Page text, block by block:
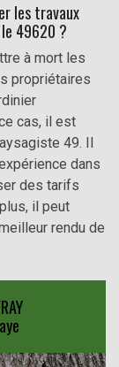
les travaux
49620 ?
à mort les
propriétaires
cas, il est
49. Il
dans
des tarifs
il peut
rendu de